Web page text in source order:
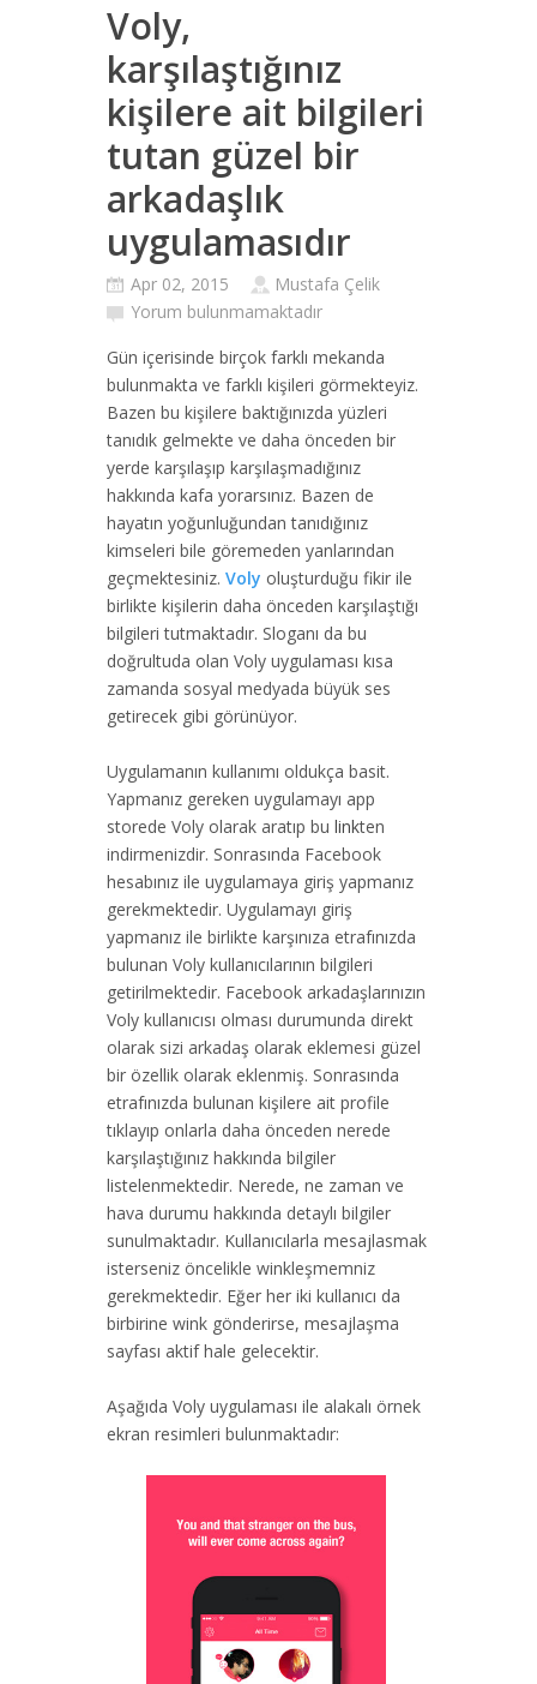
Voly,
karşılaştığınız
kişilere ait bilgileri
tutan güzel bir
arkadaşlık
uygulamasıdır
Apr 02, 2015
Mustafa Çelik
Yorum bulunmamaktadır
Gün içerisinde birçok farklı mekanda
bulunmakta ve farklı kişileri görmekteyiz.
Bazen bu kişilere baktığınızda yüzleri
tanıdık gelmekte ve daha önceden bir
yerde karşılaşıp karşılaşmadığınız
hakkında kafa yorarsınız. Bazen de
hayatın yoğunluğundan tanıdığınız
kimseleri bile göremeden yanlarından
geçmektesiniz. Voly oluşturduğu fikir ile
birlikte kişilerin daha önceden karşılaştığı
bilgileri tutmaktadır. Sloganı da bu
doğrultuda olan Voly uygulaması kısa
zamanda sosyal medyada büyük ses
getirecek gibi görünüyor.
Uygulamanın kullanımı oldukça basit.
Yapmanız gereken uygulamayı app
storede Voly olarak aratıp bu linkten
indirmenizdir. Sonrasında Facebook
hesabınız ile uygulamaya giriş yapmanız
gerekmektedir. Uygulamayı giriş
yapmanız ile birlikte karşınıza etrafınızda
bulunan Voly kullanıcılarının bilgileri
getirilmektedir. Facebook arkadaşlarınızın
Voly kullanıcısı olması durumunda direkt
olarak sizi arkadaş olarak eklemesi güzel
bir özellik olarak eklenmiş. Sonrasında
etrafınızda bulunan kişilere ait profile
tıklayıp onlarla daha önceden nerede
karşılaştığınız hakkında bilgiler
listelenmektedir. Nerede, ne zaman ve
hava durumu hakkında detaylı bilgiler
sunulmaktadır. Kullanıcılarla mesajlasmak
isterseniz öncelikle winkleşmemniz
gerekmektedir. Eğer her iki kullanıcı da
birbirine wink gönderirse, mesajlaşma
sayfası aktif hale gelecektir.
Aşağıda Voly uygulaması ile alakalı örnek
ekran resimleri bulunmaktadır: